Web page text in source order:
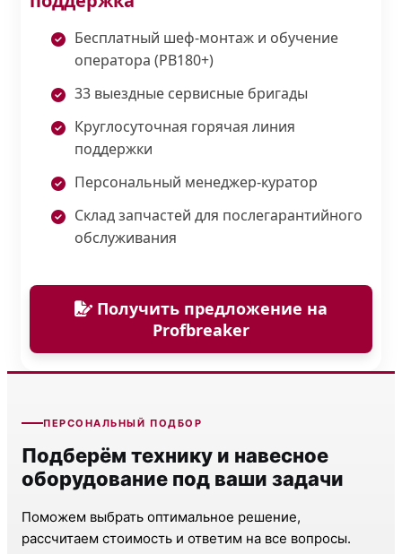
Бесплатный шеф-монтаж и обучение
оператора (PB180+)
33 выездные сервисные бригады
Круглосуточная горячая линия
поддержки
Персональный менеджер-куратор
Склад запчастей для послегарантийного
обслуживания
Получить предложение на
Profbreaker
ПЕРСОНАЛЬНЫЙ ПОДБОР
Подберём технику и навесное
оборудование под ваши задачи
Поможем выбрать оптимальное решение,
рассчитаем стоимость и ответим на все вопросы.